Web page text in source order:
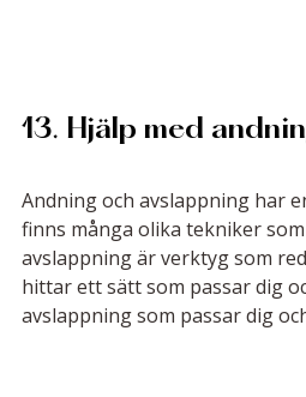
13. Hjälp med
Andning och avslappning har
finns många olika tekniker
avslappning är verktyg som
hittar ett sätt som passar dig
avslappning som passar dig